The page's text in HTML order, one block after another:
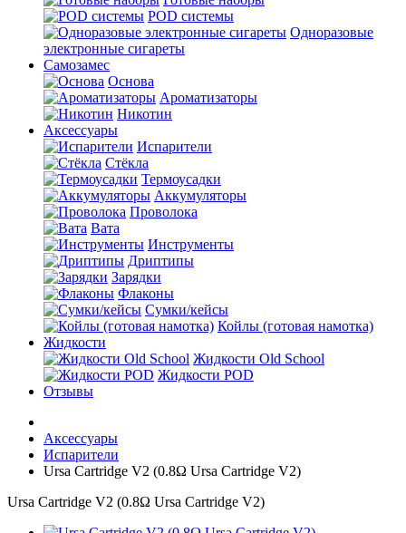
POD системы
Одноразовые
электронные сигареты
Самозамес
Основа
Ароматизаторы
Никотин
Аксессуары
Испарители
Стёкла
Термоусадки
Аккумуляторы
Проволока
Вата
Инструменты
Дриптипы
Зарядки
Флаконы
Сумки/кейсы
Койлы (готовая намотка)
Жидкости
Жидкости Old School
Жидкости POD
Отзывы
Аксессуары
Испарители
Ursa Cartridge V2 (0.8Ω Ursa Cartridge V2)
Ursa Cartridge V2 (0.8Ω Ursa Cartridge V2)